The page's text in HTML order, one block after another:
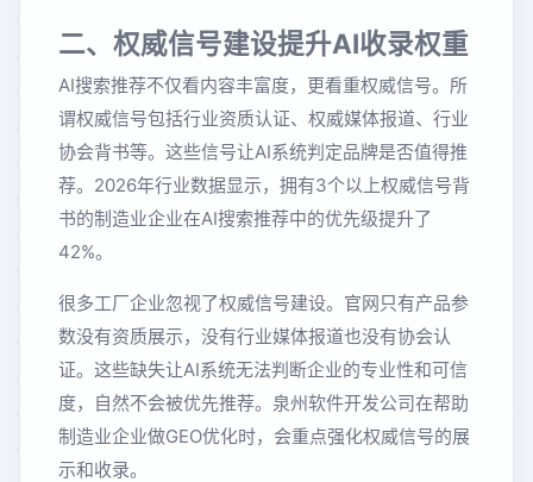
二、权威信号建设提升AI收录权重
AI搜索推荐不仅看内容丰富度，更看重权威信号。所
谓权威信号包括行业资质认证、权威媒体报道、行业
协会背书等。这些信号让AI系统判定品牌是否值得推
荐。2026年行业数据显示，拥有3个以上权威信号背
书的制造业企业在AI搜索推荐中的优先级提升了
42%。
很多工厂企业忽视了权威信号建设。官网只有产品参
数没有资质展示，没有行业媒体报道也没有协会认
证。这些缺失让AI系统无法判断企业的专业性和可信
度，自然不会被优先推荐。泉州软件开发公司在帮助
制造业企业做GEO优化时，会重点强化权威信号的展
示和收录。